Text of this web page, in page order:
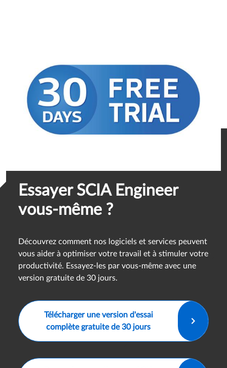
Essayer SCIA Engineer
vous-même ?
Découvrez comment nos logiciels et services peuvent
vous aider à optimiser votre travail et à stimuler votre
productivité. Essayez-les par vous-même avec une
version gratuite de 30 jours.
Télécharger une version d'essai
complète gratuite de 30 jours